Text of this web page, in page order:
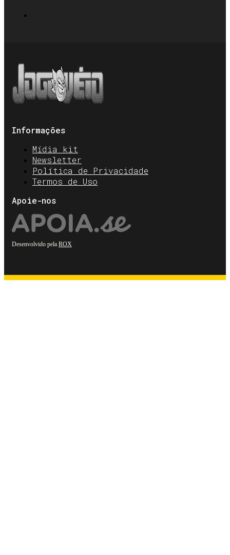
Informações
Mídia kit
Newsletter
Política de Privacidade
Termos de Uso
Apoie-nos
Desenvolvido pela ROX